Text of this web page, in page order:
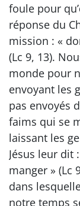
foule pour
réponse du
mission : «
(Lc 9, 13).
monde pour
envoyant les
pas envoyés
faims qui se
laissant les
Jésus leur dit
manger » (Lc
dans
notre temps